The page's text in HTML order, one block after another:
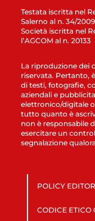
Testata iscritta nel
Salerno al n. 34/2009
Società iscritta nel
l’AGCOM al n. 20133
La riproduzione dei
riservata. Pertanto,
di testi, fotografie,
aziendali e
elettronico/digitale
tutto quanto è
non è responsabile
esercitare un
segnalazione
POLICY
CODICE ETICO